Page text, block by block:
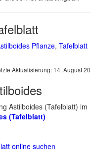
Pflanze, Tafelblatt
Aktualisierung: 14. August
Astilboides (Tafelblatt) im
(Tafelblatt)
online suchen